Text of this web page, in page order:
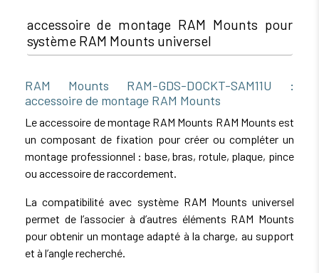
accessoire de montage RAM Mounts pour
système RAM Mounts universel
RAM Mounts RAM-GDS-DOCKT-SAM11U :
accessoire de montage RAM Mounts
Le accessoire de montage RAM Mounts RAM Mounts est
un composant de fixation pour créer ou compléter un
montage professionnel : base, bras, rotule, plaque, pince
ou accessoire de raccordement.
La compatibilité avec système RAM Mounts universel
permet de l’associer à d’autres éléments RAM Mounts
pour obtenir un montage adapté à la charge, au support
et à l’angle recherché.